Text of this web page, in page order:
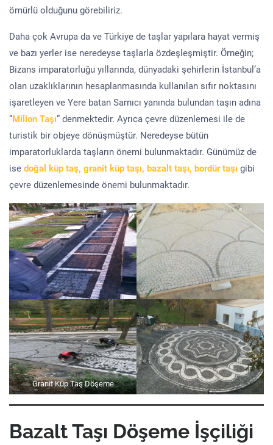
ömürlü olduğunu görebiliriz.
Daha çok Avrupa da ve Türkiye de taşlar yapılara hayat vermiş
ve bazı yerler ise neredeyse taşlarla özdeşleşmiştir. Örneğin;
Bizans imparatorluğu yıllarında, dünyadaki şehirlerin İstanbul’a
olan uzaklıklarının hesaplanmasında kullanılan sıfır noktasını
işaretleyen ve Yere batan Sarnıcı yanında bulundan taşın adına
“Milion Taşı” denmektedir. Ayrıca çevre düzenlemesi ile de
turistik bir objeye dönüşmüştür. Neredeyse bütün
imparatorluklarda taşların önemi bulunmaktadır. Günümüz de
ise doğal küp taş, granit küp taşı, bazalt taşı, bordür taşı gibi
çevre düzenlemesinde önemi bulunmaktadır.
Granit Küp Taş Döşeme
Bazalt Taşı Döşeme İşçiliği